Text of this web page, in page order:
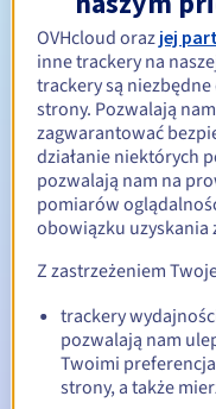
Okres odnowienia
Okres wykupu
Automatyczne
E-maile
E-mail w dniu
nazwy domeny
OVHcloud oraz jej
inne trackery na
trackery są
strony. Pozwalają
zagwarantować
działanie niektórych
pozwalają nam na
pomiarów
obowiązku uzyskania
Z zastrzeżeniem
trackery
pozwalają nam
Twoimi
strony, a także